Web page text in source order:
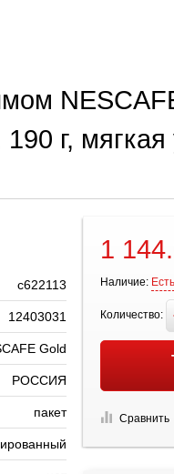
г, мягкая
с622113
12403031
Gold
РОССИЯ
пакет
1
Наличие: Есть
Количество:
Сравнить